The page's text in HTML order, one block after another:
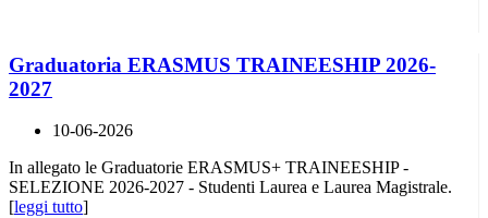
Graduatoria ERASMUS TRAINEESHIP 2026-
2027
10-06-2026
In allegato le Graduatorie ERASMUS+ TRAINEESHIP -
SELEZIONE 2026-2027 - Studenti Laurea e Laurea Magistrale.
[leggi tutto]